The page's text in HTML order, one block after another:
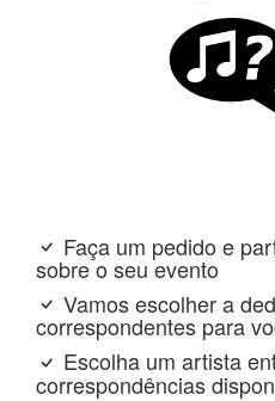
Faça um pedido e
sobre o seu evento
Vamos escolher a
correspondentes para
Escolha um artista
correspondências